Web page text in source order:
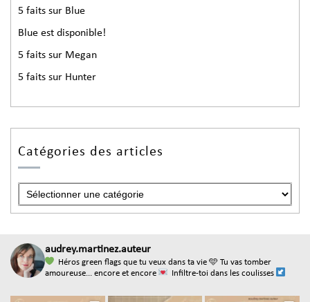
5 faits sur Blue
Blue est disponible!
5 faits sur Megan
5 faits sur Hunter
Catégories des articles
audrey.martinez.auteur
Héros green flags que tu veux dans ta vie 🩵 Tu vas tomber
amoureuse... encore et encore
Infiltre-toi dans les coulisses